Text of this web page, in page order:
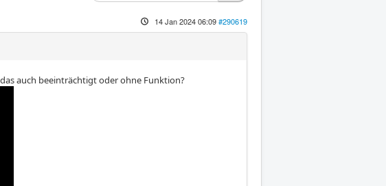
14 Jan 2024 06:09#290619
auch beeinträchtigt oder ohne Funktion?